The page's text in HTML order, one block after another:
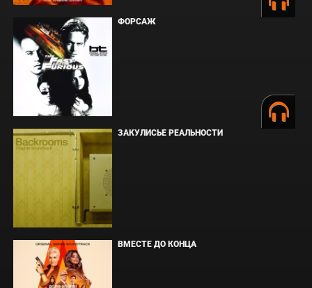
ФОРСАЖ
ЗАКУЛИСЬЕ РЕАЛЬНОСТИ
ВМЕСТЕ ДО КОНЦА